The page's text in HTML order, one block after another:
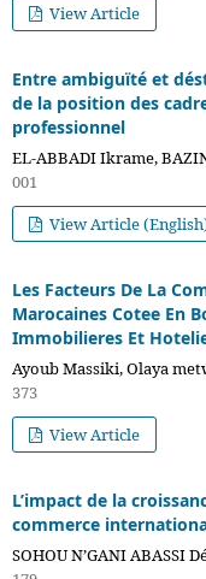
View Article
Entre ambiguïté et
de la position des
professionnel
EL-ABBADI Ikrame,
001
View Article
Les Facteurs De La
Marocaines Cotee En
Immobilieres Et
Ayoub Massiki, Olaya
373
View Article
L’impact de la
commerce
SOHOU N’GANI ABASSI